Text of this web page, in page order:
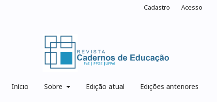
Início Sobre Edição atual Edições anteriores
Cadastro Acesso